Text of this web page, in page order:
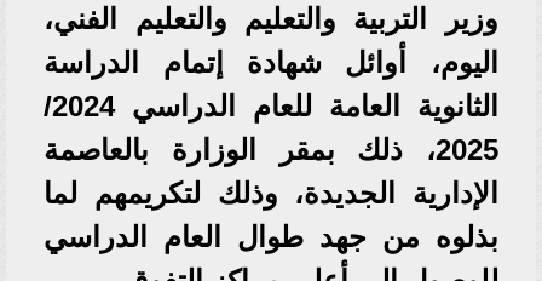
وزير التربية والتعليم والتعليم الفني،
اليوم، أوائل شهادة إتمام الدراسة
الثانوية العامة للعام الدراسي 2024/
2025، ذلك بمقر الوزارة بالعاصمة
الإدارية الجديدة، وذلك لتكريمهم لما
بذلوه من جهد طوال العام الدراسي